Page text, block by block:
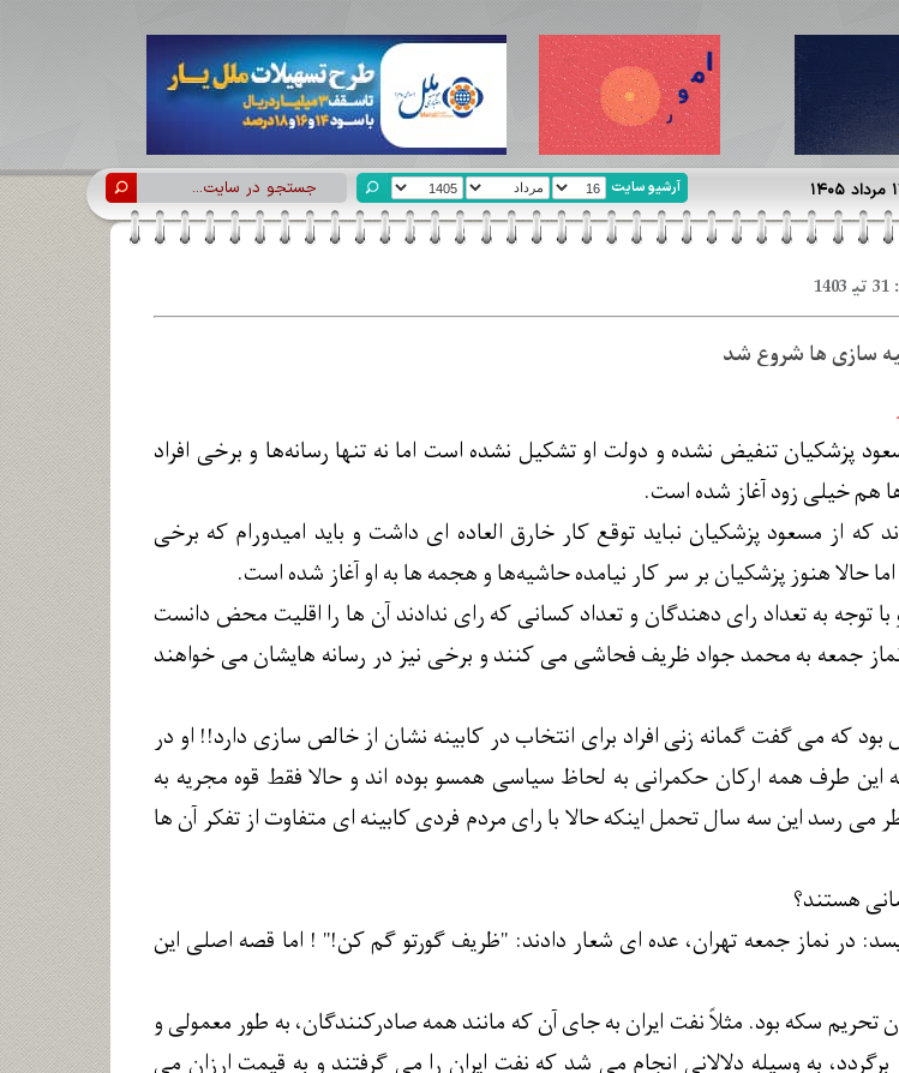
آرشیو سایت
سازی ها شروع شد
پزشکیان تنفیض نشده و دولت او تشکیل نشده است اما نه تنها رسانه‌ها و برخی افراد
هم خیلی زود آغاز شده است.
که از مسعود پزشکیان نباید توقع کار خارق العاده ای داشت و باید امیدورام که برخی
حالا هنوز پزشکیان بر سر کار نیامده حاشیه‌ها و هجمه ها به او آغاز شده است.
با توجه به تعداد رای دهندگان و تعداد کسانی که رای ندادند آن ها را اقلیت محض دانست
جمعه به محمد جواد ظریف فحاشی می کنند و برخی نیز در رسانه هایشان می خواهند
که می گفت گمانه زنی افراد برای انتخاب در کابینه نشان از خالص سازی دارد!! او در
این حرف را می زد که از سال 1400 به این طرف همه ارکان حکمرانی به لحاظ سیاسی همسو بوده اند و حالا فقط قوه مجریه به
رسد این سه سال تحمل اینکه حالا با رای مردم فردی کابینه ای متفاوت از تفکر آن ها
هستند؟
در نماز جمعه تهران، عده ای شعار دادند: "ظریف گورتو گم کن!" ! اما قصه اصلی این
تحریم سکه بود. مثلاً نفت ایران به جای آن که مانند همه صادرکنندگان، به طور معمولی و
به وسیله دلالانی انجام می شد که نفت ایران را می گرفتند و به قیمت ارزان می